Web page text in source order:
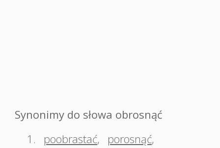
Synonimy do słowa obrosnąć
1.
poobrastać, porosnąć,